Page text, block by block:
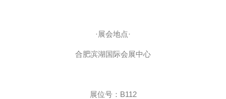
·展会地点·
合肥滨湖国际会展中心
展位号：B112